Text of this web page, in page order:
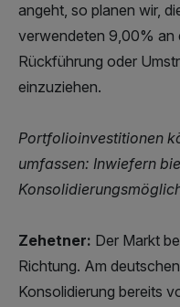
angeht, so planen wir,
verwendeten 9,00% an
Rückführung oder
einzuziehen.
Portfolioinvestitionen
umfassen: Inwiefern
Zehetner: Der Markt
Richtung. Am
Konsolidierung bereits